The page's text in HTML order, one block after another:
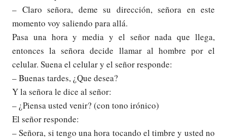
– Claro señora, deme su dirección, señora en este
momento voy saliendo para allá.
Pasa una hora y media y el señor nada que llega,
entonces la señora decide llamar al hombre por el
celular. Suena el celular y el señor responde:
– Buenas tardes, ¿Que desea?
Y la señora le dice al señor:
– ¿Piensa usted venir? (con tono irónico)
El señor responde:
– Señora, si tengo una hora tocando el timbre y usted no